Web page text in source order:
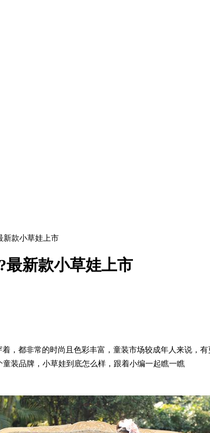
新款小草娃上市
最新款小草娃上市
，都非常的时尚且色彩丰富，童装市场较成年人来说，
装品牌，小草娃到底怎么样，跟着小编一起瞧一瞧